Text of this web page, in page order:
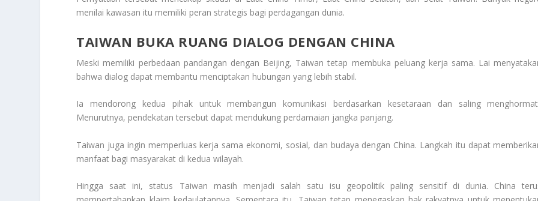
menilai kawasan itu memiliki peran strategis bagi perdagangan dunia.
TAIWAN BUKA RUANG DIALOG DENGAN CHINA
Meski memiliki perbedaan pandangan dengan Beijing, Taiwan tetap membuka peluang kerja sama. Lai
bahwa dialog dapat membantu menciptakan hubungan yang lebih stabil.
Ia mendorong kedua pihak untuk membangun komunikasi berdasarkan kesetaraan dan saling
Menurutnya, pendekatan tersebut dapat mendukung perdamaian jangka panjang.
Taiwan juga ingin memperluas kerja sama ekonomi, sosial, dan budaya dengan China. Langkah itu dapat
manfaat bagi masyarakat di kedua wilayah.
Hingga saat ini, status Taiwan masih menjadi salah satu isu geopolitik paling sensitif di dunia. China